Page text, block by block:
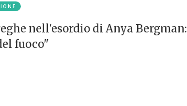
nell'esordio di Anya Bergman:
fuoco"